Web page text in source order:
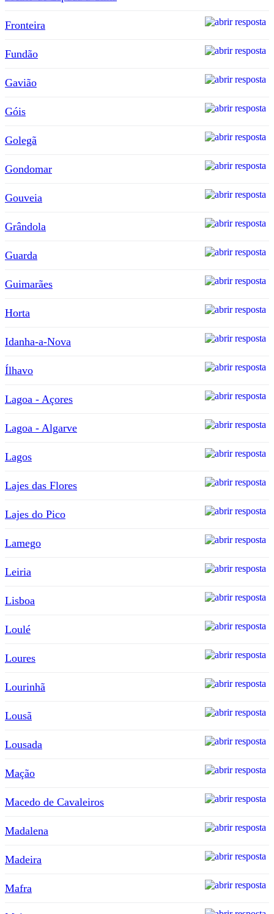
Fronteira
Fundão
Gavião
Góis
Golegã
Gondomar
Gouveia
Grândola
Guarda
Guimarães
Horta
Idanha-a-Nova
Ílhavo
Lagoa - Açores
Lagoa - Algarve
Lagos
Lajes das Flores
Lajes do Pico
Lamego
Leiria
Lisboa
Loulé
Loures
Lourinhã
Lousã
Lousada
Mação
Macedo de Cavaleiros
Madalena
Madeira
Mafra